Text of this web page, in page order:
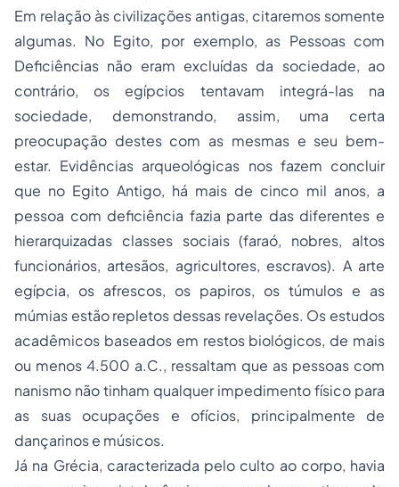
Em relação às civilizações antigas, citaremos somente
algumas. No Egito, por exemplo, as Pessoas com
Deficiências não eram excluídas da sociedade, ao
contrário, os egípcios tentavam integrá-las na
sociedade, demonstrando, assim, uma certa
preocupação destes com as mesmas e seu bem-
estar. Evidências arqueológicas nos fazem concluir
que no Egito Antigo, há mais de cinco mil anos, a
pessoa com deficiência fazia parte das diferentes e
hierarquizadas classes sociais (faraó, nobres, altos
funcionários, artesãos, agricultores, escravos). A arte
egípcia, os afrescos, os papiros, os túmulos e as
múmias estão repletos dessas revelações. Os estudos
acadêmicos baseados em restos biológicos, de mais
ou menos 4.500 a.C., ressaltam que as pessoas com
nanismo não tinham qualquer impedimento físico para
as suas ocupações e ofícios, principalmente de
dançarinos e músicos.
Já na Grécia, caracterizada pelo culto ao corpo, havia